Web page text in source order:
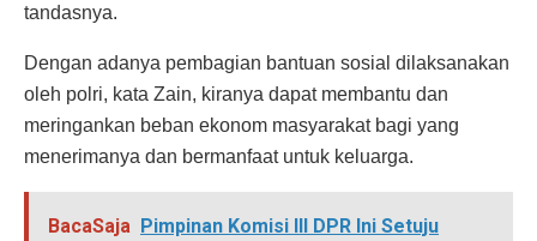
tandasnya.
Dengan adanya pembagian bantuan sosial dilaksanakan
oleh polri, kata Zain, kiranya dapat membantu dan
meringankan beban ekonom masyarakat bagi yang
menerimanya dan bermanfaat untuk keluarga.
BacaSaja Pimpinan Komisi III DPR Ini Setuju